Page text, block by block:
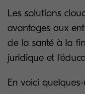
Les solutions
avantages aux
de la santé à la
juridique et
En voici